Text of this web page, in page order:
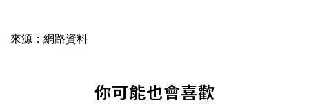
來源：網路資料
你可能也會喜歡